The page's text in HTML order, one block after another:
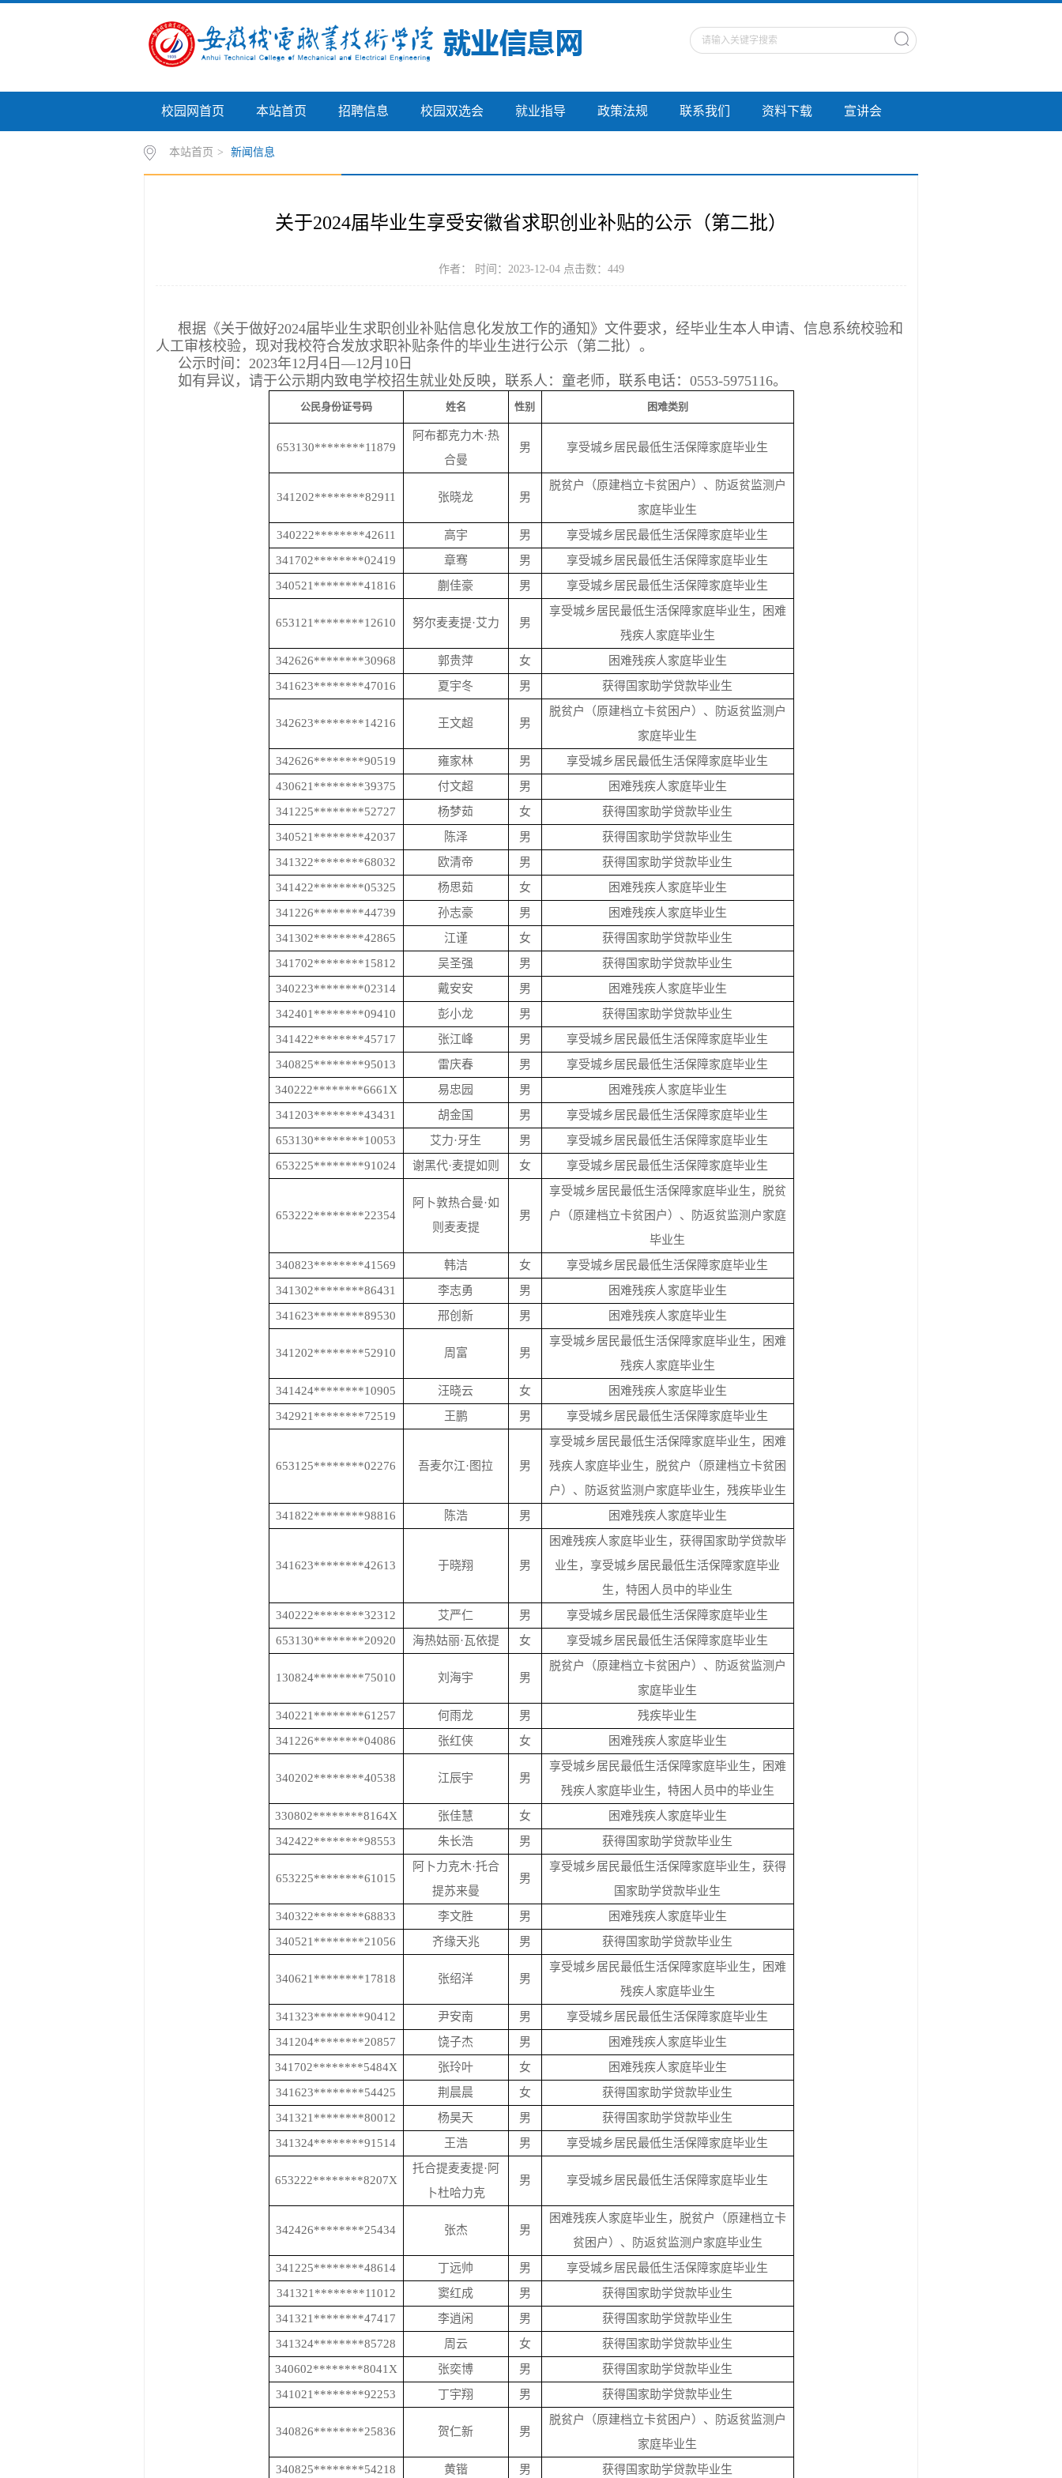
校园网首页 本站首页 招聘信息 校园双选会 就业指导 政策法规 联系我们 资料下载 宣讲会
本站首页 > 新闻信息
关于2024届毕业生享受安徽省求职创业补贴的公示（第二批）
作者： 时间：2023-12-04 点击数： 449
根据《关于做好2024届毕业生求职创业补贴信息化发放工作的通知》文件要求，经毕业生本人申请、信息系统校验和
人工审核校验，现对我校符合发放求职补贴条件的毕业生进行公示（第二批）。
公示时间： 2023年12月4日—12月10日
如有异议，请于公示期内致电学校招生就业处反映，联系人：童老师，联系电话： 0553-5975116。
公民身份证号码 姓名 性别 困难类别
653130********11879
阿布都克力木·热
合曼
男 享受城乡居民最低生活保障家庭毕业生
341202********82911 张晓龙 男
脱贫户（原建档立卡贫困户）、防返贫监测户
家庭毕业生
340222********42611
高宇 男
享受城乡居民最低生活保障家庭毕业生
341702********02419
章骞 男
享受城乡居民最低生活保障家庭毕业生
340521********41816
蒯佳豪 男 享受城乡居民最低生活保障家庭毕业生
653121********12610 努尔麦麦提·艾力 男
享受城乡居民最低生活保障家庭毕业生，困难
残疾人家庭毕业生
342626********30968
郭贵萍 女
困难残疾人家庭毕业生
341623********47016
夏宇冬 男 获得国家助学贷款毕业生
342623********14216 王文超 男
脱贫户（原建档立卡贫困户）、防返贫监测户
家庭毕业生
342626********90519
雍家林 男
享受城乡居民最低生活保障家庭毕业生
430621********39375
付文超 男
困难残疾人家庭毕业生
341225********52727
杨梦茹 女
获得国家助学贷款毕业生
340521********42037
陈泽 男
获得国家助学贷款毕业生
341322********68032
欧清帝 男
获得国家助学贷款毕业生
341422********05325
杨思茹 女
困难残疾人家庭毕业生
341226********44739
孙志豪 男
困难残疾人家庭毕业生
341302********42865
江谨 女
获得国家助学贷款毕业生
341702********15812
吴圣强 男
获得国家助学贷款毕业生
340223********02314
戴安安 男
困难残疾人家庭毕业生
342401********09410
彭小龙 男
获得国家助学贷款毕业生
341422********45717
张江峰 男
享受城乡居民最低生活保障家庭毕业生
340825********95013
雷庆春 男
享受城乡居民最低生活保障家庭毕业生
340222********6661X
易忠园 男
困难残疾人家庭毕业生
341203********43431
胡金国 男
享受城乡居民最低生活保障家庭毕业生
653130********10053
艾力·牙生 男
享受城乡居民最低生活保障家庭毕业生
653225********91024
谢黑代·麦提如则 女 享受城乡居民最低生活保障家庭毕业生
653222********22354
阿卜敦热合曼·如
则麦麦提
男
享受城乡居民最低生活保障家庭毕业生，脱贫
户（原建档立卡贫困户）、防返贫监测户家庭
毕业生
340823********41569
韩洁 女
享受城乡居民最低生活保障家庭毕业生
341302********86431
李志勇 男
困难残疾人家庭毕业生
341623********89530
邢创新 男 困难残疾人家庭毕业生
341202********52910 周富 男
享受城乡居民最低生活保障家庭毕业生，困难
残疾人家庭毕业生
341424********10905
汪晓云 女
困难残疾人家庭毕业生
342921********72519
王鹏 男 享受城乡居民最低生活保障家庭毕业生
653125********02276 吾麦尔江·图拉 男
享受城乡居民最低生活保障家庭毕业生，困难
残疾人家庭毕业生，脱贫户（原建档立卡贫困
户）、防返贫监测户家庭毕业生，残疾毕业生
341822********98816
陈浩 男 困难残疾人家庭毕业生
341623********42613 于晓翔 男
困难残疾人家庭毕业生，获得国家助学贷款毕
业生，享受城乡居民最低生活保障家庭毕业
生，特困人员中的毕业生
340222********32312
艾严仁 男
享受城乡居民最低生活保障家庭毕业生
653130********20920
海热姑丽·瓦依提 女 享受城乡居民最低生活保障家庭毕业生
130824********75010 刘海宇 男
脱贫户（原建档立卡贫困户）、防返贫监测户
家庭毕业生
340221********61257
何雨龙 男
残疾毕业生
341226********04086
张红侠 女 困难残疾人家庭毕业生
340202********40538 江辰宇 男
享受城乡居民最低生活保障家庭毕业生，困难
残疾人家庭毕业生，特困人员中的毕业生
330802********8164X
张佳慧 女
困难残疾人家庭毕业生
342422********98553
朱长浩 男 获得国家助学贷款毕业生
653225********61015
阿卜力克木·托合
提苏来曼
男
享受城乡居民最低生活保障家庭毕业生，获得
国家助学贷款毕业生
340322********68833
李文胜 男
困难残疾人家庭毕业生
340521********21056
齐缘天兆 男 获得国家助学贷款毕业生
340621********17818 张绍洋 男
享受城乡居民最低生活保障家庭毕业生，困难
残疾人家庭毕业生
341323********90412
尹安南 男
享受城乡居民最低生活保障家庭毕业生
341204********20857
饶子杰 男
困难残疾人家庭毕业生
341702********5484X
张玲叶 女
困难残疾人家庭毕业生
341623********54425
荆晨晨 女
获得国家助学贷款毕业生
341321********80012
杨昊天 男
获得国家助学贷款毕业生
341324********91514
王浩 男 享受城乡居民最低生活保障家庭毕业生
653222********8207X
托合提麦麦提·阿
卜杜哈力克
男 享受城乡居民最低生活保障家庭毕业生
342426********25434 张杰 男
困难残疾人家庭毕业生，脱贫户（原建档立卡
贫困户）、防返贫监测户家庭毕业生
341225********48614
丁远帅 男
享受城乡居民最低生活保障家庭毕业生
341321********11012
窦红成 男
获得国家助学贷款毕业生
341321********47417
李逍闲 男
获得国家助学贷款毕业生
341324********85728
周云 女
获得国家助学贷款毕业生
340602********8041X
张奕博 男
获得国家助学贷款毕业生
341021********92253
丁宇翔 男 获得国家助学贷款毕业生
340826********25836 贺仁新 男
脱贫户（原建档立卡贫困户）、防返贫监测户
家庭毕业生
340825********54218
黄锴 男 获得国家助学贷款毕业生